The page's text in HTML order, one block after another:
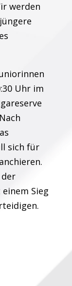
werden
Uhr im
sich für
Sieg